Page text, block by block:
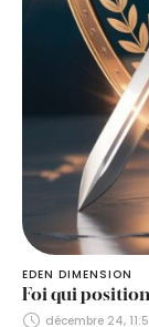
EDEN DIMENSION
Foi qui
décembre 24,